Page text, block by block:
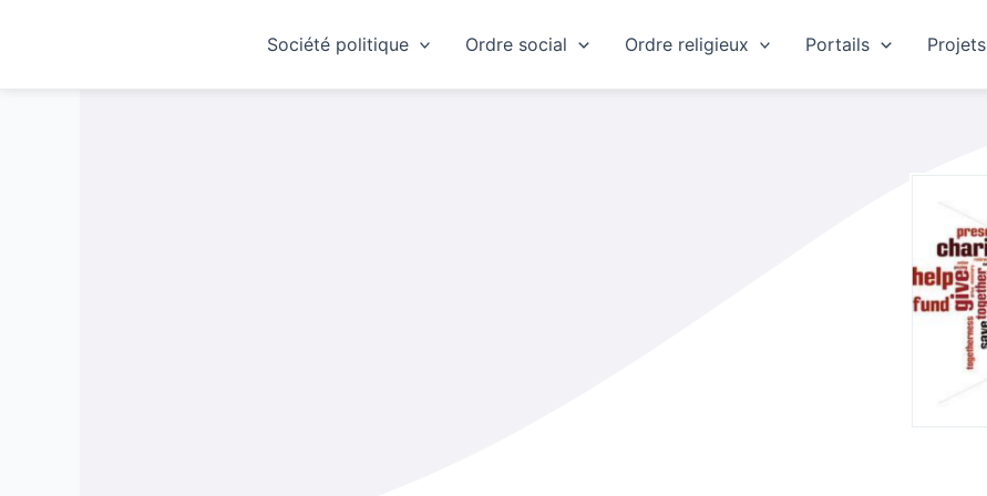
Société politique Ordre social Ordre religieux Portails Projets